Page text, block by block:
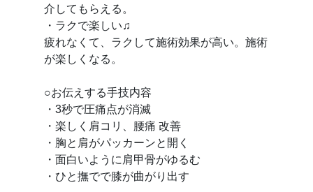
介してもらえる。
・ラクで楽しい♫
疲れなくて、ラクして施術効果が高い。施術
が楽しくなる。
○お伝えする手技内容
・3秒で圧痛点が消滅
・楽しく肩コリ、腰痛 改善
・胸と肩がパッカーンと開く
・面白いように肩甲骨がゆるむ
・ひと撫でで膝が曲がり出す